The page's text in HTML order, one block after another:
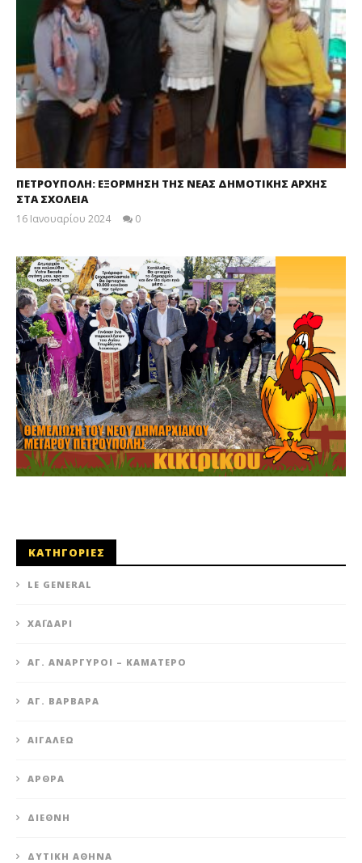
ΠΕΤΡΟΥΠΟΛΗ: ΕΞΟΡΜΗΣΗ ΤΗΣ ΝΕΑΣ ΔΗΜΟΤΙΚΗΣ ΑΡΧΗΣ
ΣΤΑ ΣΧΟΛΕΙΑ
16 Ιανουαρίου 2024
0
ΚΑΤΗΓΟΡΙΕΣ
LE GENERAL
XΑΪΔΆΡΙ
ΆΓ. ΑΝΆΡΓΥΡΟΙ – KΑΜΑΤΕΡΌ
ΑΓ. ΒΑΡΒΆΡΑ
ΑΙΓΆΛΕΩ
ΆΡΘΡΑ
ΔΙΕΘΝΉ
ΔΥΤΙΚΉ ΑΘΉΝΑ